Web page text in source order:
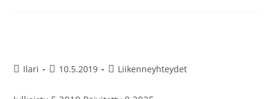
Ilari 10.5.2019 Liikenneyhteydet